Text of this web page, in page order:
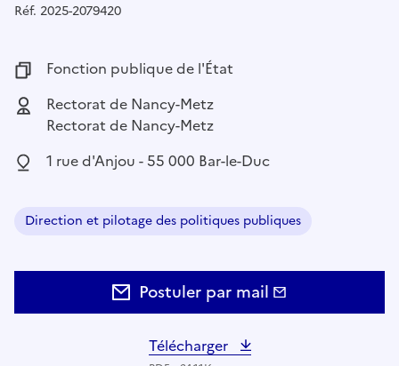
Réf. Référence :
2025-2079420
Fonction publique :
Fonction publique de l'État
Employeur :
Rectorat de Nancy-Metz
Rectorat de Nancy-Metz
Localisation :
1 rue d'Anjou - 55 000 Bar-le-Duc
Domaine :
Direction et pilotage des politiques publiques
Postuler par mail
Télécharger